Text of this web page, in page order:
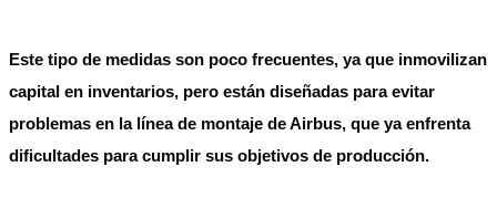
Este tipo de medidas son poco frecuentes, ya que inmovilizan
capital en inventarios, pero están diseñadas para evitar
problemas en la línea de montaje de Airbus, que ya enfrenta
dificultades para cumplir sus objetivos de producción.